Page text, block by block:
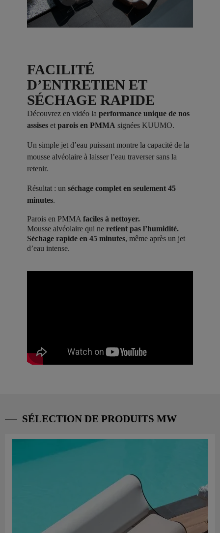
FACILITÉ
D’ENTRETIEN ET
SÉCHAGE RAPIDE
Découvrez en vidéo la performance unique de nos
assises et parois en PMMA signées KUUMO.
Un simple jet d’eau puissant montre la capacité de la
mousse alvéolaire à laisser l’eau traverser sans la
retenir.
Résultat : un séchage complet en seulement 45
minutes.
Parois en PMMA faciles à nettoyer.
Mousse alvéolaire qui ne retient pas l’humidité.
Séchage rapide en 45 minutes, même après un jet
d’eau intense.
SÉLECTION DE PRODUITS MW